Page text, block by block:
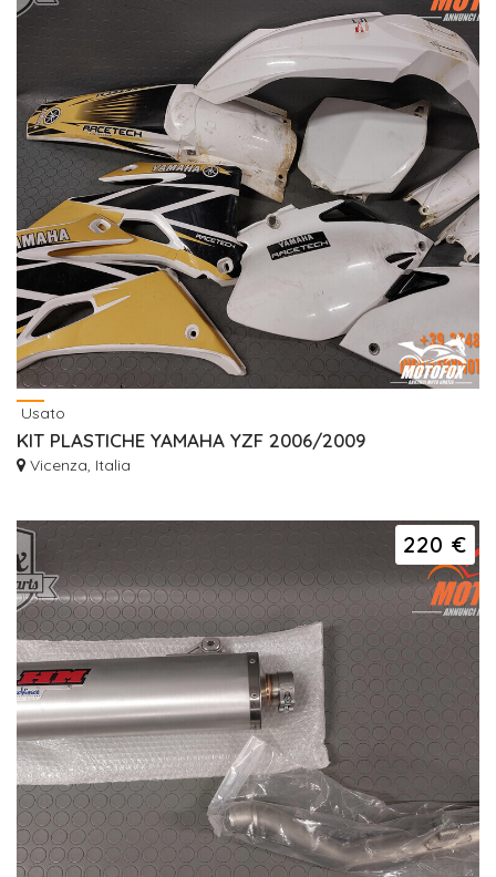
Usato
KIT PLASTICHE YAMAHA YZF 2006/2009
Vicenza, Italia
220 €